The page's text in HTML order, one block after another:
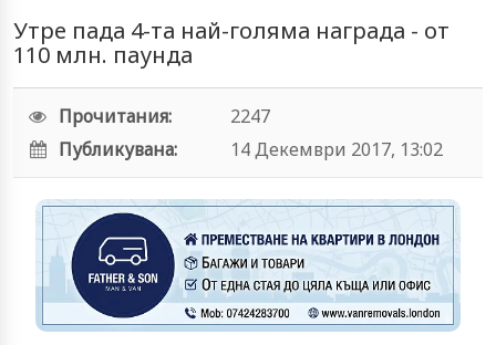
Утре пада 4-та най-голяма награда - от
110 млн. паунда
Прочитания:
2247
Публикувана:
14 Декември 2017, 13:02